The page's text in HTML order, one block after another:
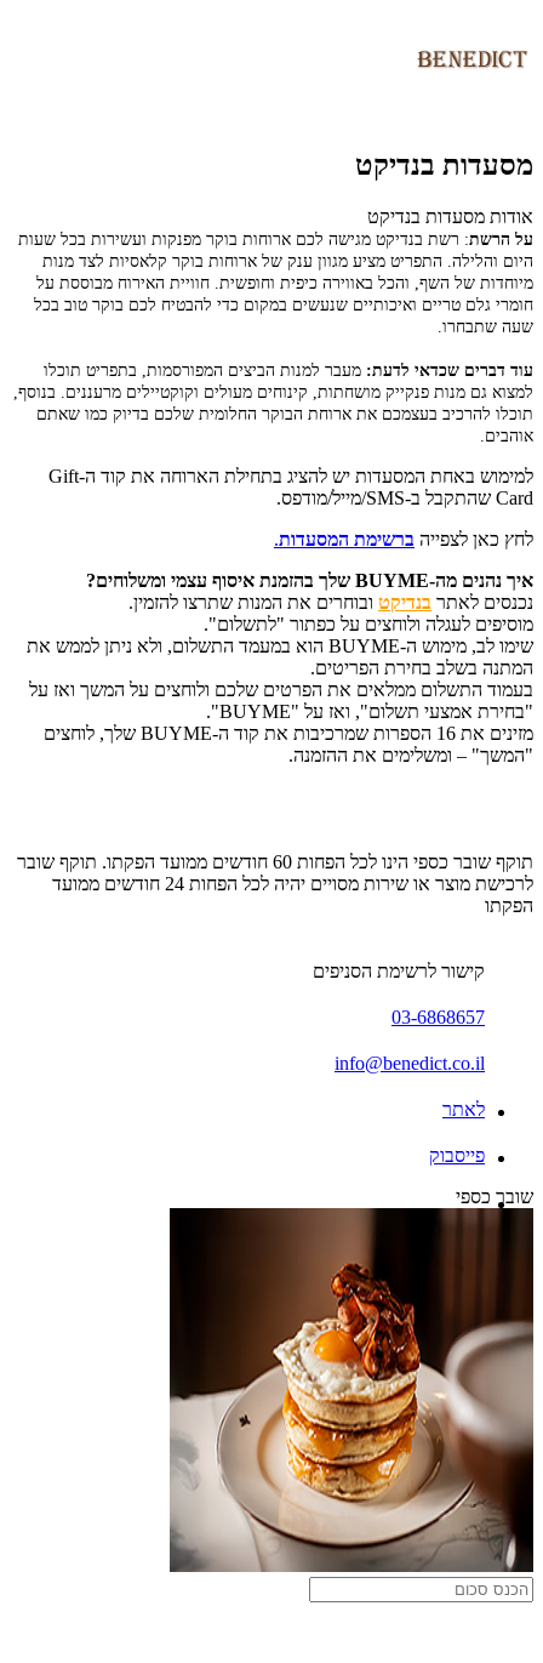
מסעדות בנדיקט
אודות מסעדות בנדיקט
על הרשת: רשת בנדיקט מגישה לכם ארוחות בוקר מפנקות ועשירות בכל שעות
היום והלילה. התפריט מציע מגוון ענק של ארוחות בוקר קלאסיות לצד מנות
מיוחדות של השף, והכל באווירה כיפית וחופשית. חוויית האירוח מבוססת על
חומרי גלם טריים ואיכותיים שנעשים במקום כדי להבטיח לכם בוקר טוב בכל
שעה שתבחרו.
עוד דברים שכדאי לדעת: מעבר למנות הביצים המפורסמות, בתפריט תוכלו
למצוא גם מנות פנקייק מושחתות, קינוחים מעולים וקוקטיילים מרעננים. בנוסף,
תוכלו להרכיב בעצמכם את ארוחת הבוקר החלומית שלכם בדיוק כמו שאתם
אוהבים.
למימוש באחת המסעדות יש להציג בתחילת הארוחה את קוד ה-Gift
Card שהתקבל ב-SMS/מייל/מודפס.
לחץ כאן לצפייה ברשימת המסעדות.
איך נהנים מה-BUYME שלך בהזמנת איסוף עצמי ומשלוחים?
נכנסים לאתר בנדיקט ובוחרים את המנות שתרצו להזמין.
מוסיפים לעגלה ולוחצים על כפתור "לתשלום".
שימו לב, מימוש ה-BUYME הוא במעמד התשלום, ולא ניתן לממש את
המתנה בשלב בחירת הפריטים.
בעמוד התשלום ממלאים את הפרטים שלכם ולוחצים על המשך ואז על
"בחירת אמצעי תשלום", ואז על "BUYME".
מזינים את 16 הספרות שמרכיבות את קוד ה-BUYME שלך, לוחצים
"המשך" – ומשלימים את ההזמנה.
תוקף שובר כספי הינו לכל הפחות 60 חודשים ממועד הפקתו. תוקף שובר
לרכישת מוצר או שירות מסויים יהיה לכל הפחות 24 חודשים ממועד
הפקתו
קישור לרשימת הסניפים
03-6868657
info@benedict.co.il
לאתר
פייסבוק
שובר כספי